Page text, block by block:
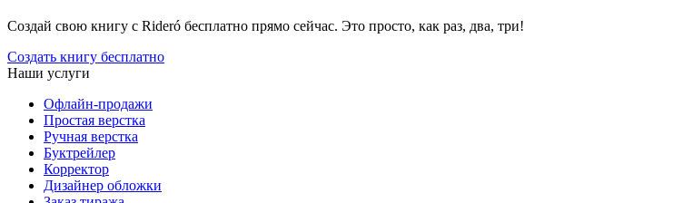
Создай свою книгу с Rideró бесплатно прямо сейчас. Это просто, как раз, два, три!
Создать книгу бесплатно
Наши услуги
Офлайн-продажи
Простая верстка
Ручная верстка
Буктрейлер
Корректор
Дизайнер обложки